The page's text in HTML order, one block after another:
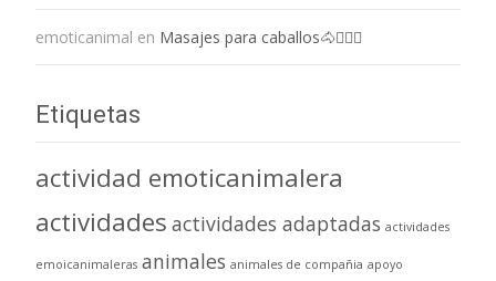
emoticanimal en Masajes para caballos🐴💆🏻‍♀️
Etiquetas
actividad emoticanimalera
actividades actividades adaptadas actividades
emoicanimaleras animales animales de compañia apoyo